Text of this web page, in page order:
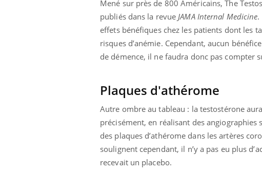
Mené sur près de 800 Américains, The
publiés dans la revue JAMA Internal Medicine.
effets bénéfiques chez les patients dont les
risques d’anémie. Cependant, aucun
de démence, il ne faudra donc pas compter
Plaques d'athérome
Autre ombre au tableau : la testostérone
précisément, en réalisant des
des plaques d’athérome dans les artères
soulignent cependant, il n’y a pas eu plus
recevait un placebo.